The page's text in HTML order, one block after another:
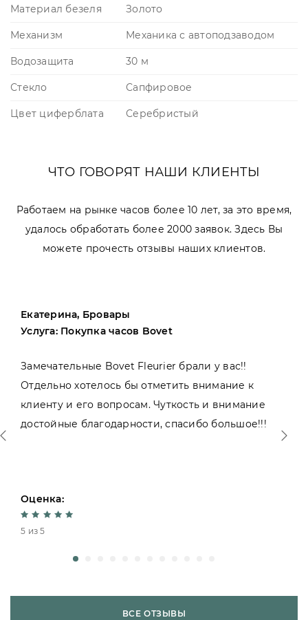
Материал безеля Золото
Механизм Механика с автоподзаводом
Водозащита 30 м
Стекло Сапфировое
Цвет циферблата Серебристый
ЧТО ГОВОРЯТ НАШИ КЛИЕНТЫ
Работаем на рынке часов более 10 лет, за это время,
удалось обработать более 2000 заявок. Здесь Вы
можете прочесть отзывы наших клиентов.
Екатерина, Бровары
Услуга: Покупка часов Bovet
Замечательные Bovet Fleurier брали у вас!!
Отдельно хотелось бы отметить внимание к
клиенту и его вопросам. Чуткость и внимание
достойные благодарности, спасибо большое!!!
Оценка:
5 из 5
ВСЕ ОТЗЫВЫ